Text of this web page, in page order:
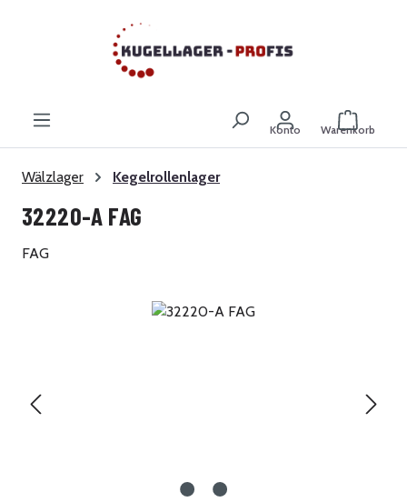
Zum Hauptinhalt springen
Konto Warenkorb
Wälzlager Kegelrollenlager
32220-A FAG
FAG
Bildergalerie überspringen